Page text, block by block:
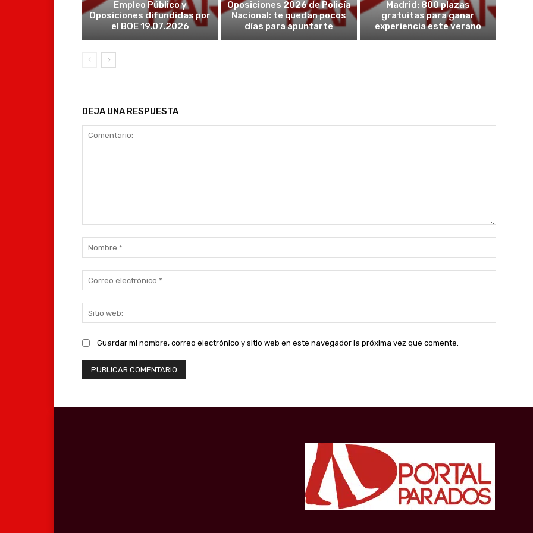
Empleo Público y
Oposiciones difundidas por
el BOE 19.07.2026
Oposiciones 2026 de Policía
Nacional: te quedan pocos
días para apuntarte
Madrid: 800 plazas
gratuitas para ganar
experiencia este verano
DEJA UNA RESPUESTA
web:
Guardar mi nombre, correo electrónico y sitio web en este navegador la próxima vez que comente.